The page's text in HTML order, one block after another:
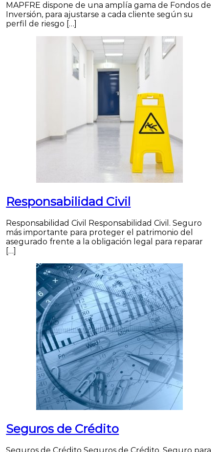
MAPFRE dispone de una amplía gama de Fondos de
Inversión, para ajustarse a cada cliente según su
perfil de riesgo […]
Responsabilidad Civil
Responsabilidad Civil Responsabilidad Civil. Seguro
más importante para proteger el patrimonio del
asegurado frente a la obligación legal para reparar
[…]
Seguros de Crédito